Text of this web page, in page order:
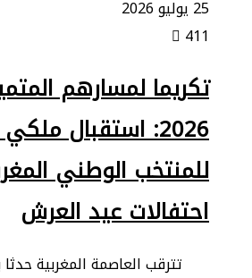
25 يوليو 2026
411
تكريما لمسارهم
2026: استقبال
للمنتخب الوطني
احتفالات عيد العرش
​تترقب العاصمة المغربية حدثا